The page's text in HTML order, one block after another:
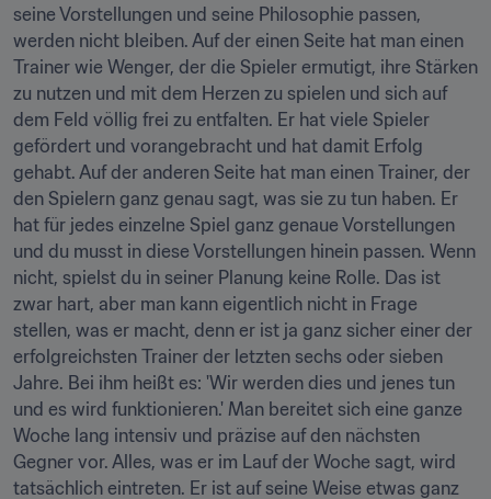
seine Vorstellungen und seine Philosophie passen,
werden nicht bleiben. Auf der einen Seite hat man einen
Trainer wie Wenger, der die Spieler ermutigt, ihre Stärken
zu nutzen und mit dem Herzen zu spielen und sich auf
dem Feld völlig frei zu entfalten. Er hat viele Spieler
gefördert und vorangebracht und hat damit Erfolg
gehabt. Auf der anderen Seite hat man einen Trainer, der
den Spielern ganz genau sagt, was sie zu tun haben. Er
hat für jedes einzelne Spiel ganz genaue Vorstellungen
und du musst in diese Vorstellungen hinein passen. Wenn
nicht, spielst du in seiner Planung keine Rolle. Das ist
zwar hart, aber man kann eigentlich nicht in Frage
stellen, was er macht, denn er ist ja ganz sicher einer der
erfolgreichsten Trainer der letzten sechs oder sieben
Jahre. Bei ihm heißt es: 'Wir werden dies und jenes tun
und es wird funktionieren.' Man bereitet sich eine ganze
Woche lang intensiv und präzise auf den nächsten
Gegner vor. Alles, was er im Lauf der Woche sagt, wird
tatsächlich eintreten. Er ist auf seine Weise etwas ganz